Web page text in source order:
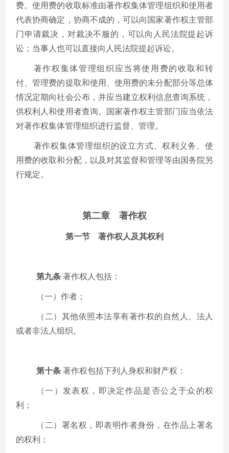
费。使用费的收取标准由著作权集体管理组织和使用者
代表协商确定，协商不成的，可以向国家著作权主管部
门申请裁决，对裁决不服的，可以向人民法院提起诉
讼；当事人也可以直接向人民法院提起诉讼。
著作权集体管理组织应当将使用费的收取和转
付、管理费的提取和使用、使用费的未分配部分等总体
情况定期向社会公布，并应当建立权利信息查询系统，
供权利人和使用者查询。国家著作权主管部门应当依法
对著作权集体管理组织进行监督、管理。
著作权集体管理组织的设立方式、权利义务、使
用费的收取和分配，以及对其监督和管理等由国务院另
行规定。
第二章 著作权
第一节 著作权人及其权利
第九条 著作权人包括：
（一）作者；
（二）其他依照本法享有著作权的自然人、法人
或者非法人组织。
第十条 著作权包括下列人身权和财产权：
（一）发表权，即决定作品是否公之于众的权
利；
（二）署名权，即表明作者身份，在作品上署名
的权利；